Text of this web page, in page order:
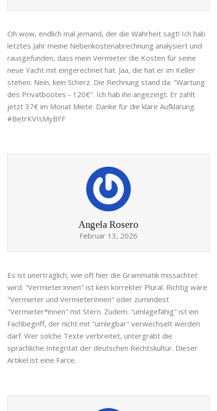
Oh wow, endlich mal jemand, der die Wahrheit sagt! Ich hab
letztes Jahr meine Nebenkostenabrechnung analysiert und
rausgefunden, dass mein Vermieter die Kosten für seine
neue Yacht mit eingerechnet hat. Jaa, die hat er im Keller
stehen. Nein, kein Scherz. Die Rechnung stand da: "Wartung
des Privatbootes - 120€". Ich hab ihn angezeigt. Er zahlt
jetzt 37€ im Monat Miete. Danke für die klare Aufklärung.
#BetrKVIsMyBFF
Angela Rosero
Februar 13, 2026
Es ist unerträglich, wie oft hier die Grammatik missachtet
wird. "Vermieter:innen" ist kein korrekter Plural. Richtig wäre
"Vermieter und Vermieterinnen" oder zumindest
"Vermieter*innen" mit Stern. Zudem: "umlagefähig" ist ein
Fachbegriff, der nicht mit "umlegbar" verwechselt werden
darf. Wer solche Texte verbreitet, untergräbt die
sprachliche Integrität der deutschen Rechtskultur. Dieser
Artikel ist eine Farce.